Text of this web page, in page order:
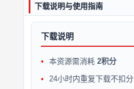
下载说明与使用指南
下载说明
本资源需消耗 2积分
24小时内重复下载不扣分